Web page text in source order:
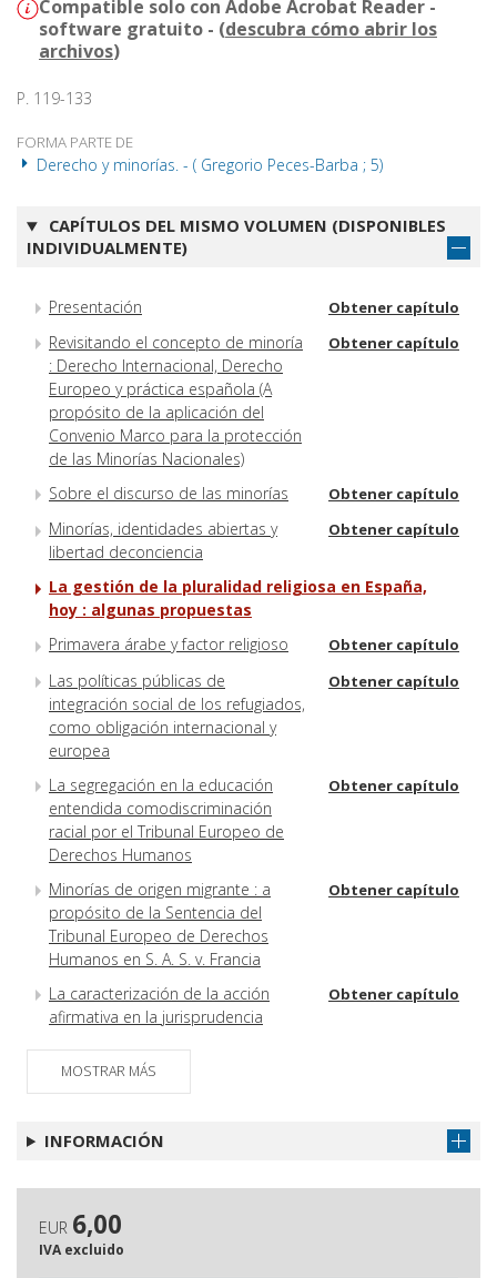
Compatible solo con Adobe Acrobat Reader -
software gratuito - (descubra cómo abrir los
archivos)
P. 119-133
FORMA PARTE DE
Derecho y minorías. - ( Gregorio Peces-Barba ; 5)
CAPÍTULOS DEL MISMO VOLUMEN (DISPONIBLES
INDIVIDUALMENTE)
Presentación Obtener capítulo
Revisitando el concepto de minoría
: Derecho Internacional, Derecho
Europeo y práctica española (A
propósito de la aplicación del
Convenio Marco para la protección
de las Minorías Nacionales)
Obtener capítulo
Sobre el discurso de las minorías Obtener capítulo
Minorías, identidades abiertas y
libertad deconciencia
Obtener capítulo
La gestión de la pluralidad religiosa en España,
hoy : algunas propuestas
Primavera árabe y factor religioso
Obtener capítulo
Las políticas públicas de
integración social de los refugiados,
como obligación internacional y
europea
Obtener capítulo
La segregación en la educación
entendida comodiscriminación
racial por el Tribunal Europeo de
Derechos Humanos
Obtener capítulo
Minorías de origen migrante : a
propósito de la Sentencia del
Tribunal Europeo de Derechos
Humanos en S. A. S. v. Francia
Obtener capítulo
La caracterización de la acción
afirmativa en la jurisprudencia
los Estados Unidos
Obtener capítulo
Dos ejemplos controvertidos de
en el ámbito de extranjería :
MOSTRAR MÁS
INFORMACIÓN
EUR 6,00
IVA excluido